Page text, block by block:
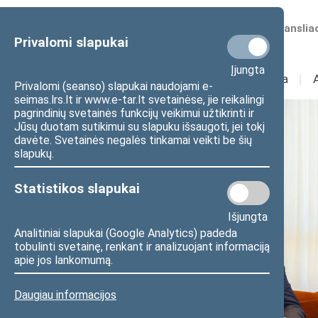
Privalomi slapukai
Įjungta
Privalomi (seanso) slapukai naudojami e-
seimas.lrs.lt ir www.e-tar.lt svetainėse, jie reikalingi
pagrindinių svetainės funkcijų veikimui užtikrinti ir
Jūsų duotam sutikimui su slapuku išsaugoti, jei tokį
davėte. Svetainės negalės tinkamai veikti be šių
slapukų.
Statistikos slapukai
Išjungta
Analitiniai slapukai (Google Analytics) padeda
tobulinti svetainę, renkant ir analizuojant informaciją
apie jos lankomumą.
Daugiau informacijos
Numatomos
Sudėtis Veikla I